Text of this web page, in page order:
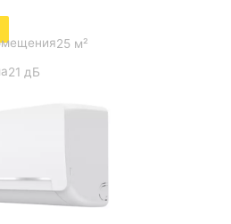
25 м²
21 дБ